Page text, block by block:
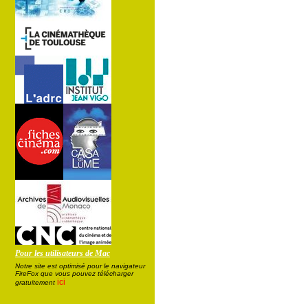
Pour les utilisateurs de Mac
Notre site est optimisé pour le navigateur
FireFox que vous pouvez télécharger
gratuitement ici